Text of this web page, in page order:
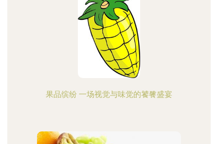
果品缤纷 一场视觉与味觉的饕餮盛宴